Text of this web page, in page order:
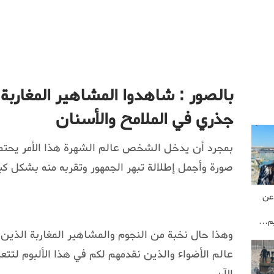
بالصور : شاهدوا المشاهير
جذري في الملامح والأسنان
بمجرد أن يدخل الشخص عالم الشهرة هذا الأمر
صورة وأجمل إطلالة تبهر الجمهور وتقربه منه بشكل
وهذا حال نخبة من النجوم والمشاهير المغاربة
عالم الأضواء والذين نقدمهم لكم في هذا الألبوم
عن